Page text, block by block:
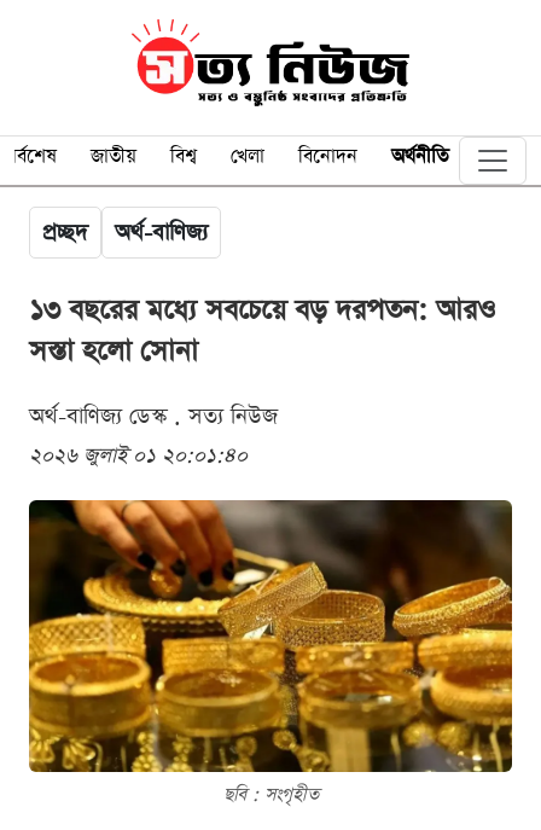
সর্বশেষ জাতীয় বিশ্ব খেলা বিনোদন অর্থনীতি
প্রচ্ছদ অর্থ-বাণিজ্য
১৩ বছরের মধ্যে সবচেয়ে বড় দরপতন: আরও
সস্তা হলো সোনা
অর্থ-বাণিজ্য ডেস্ক . সত্য নিউজ
২০২৬ জুলাই ০১ ২০:০১:৪০
ছবি : সংগৃহীত